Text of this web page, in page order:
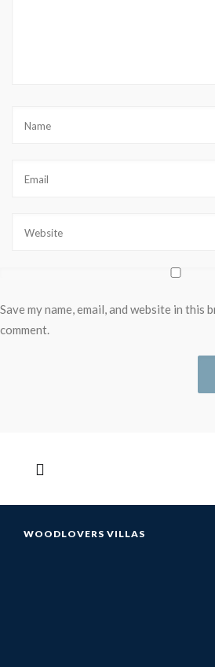
Save my name, email, and website in
comment.
WOODLOVERS VILLAS